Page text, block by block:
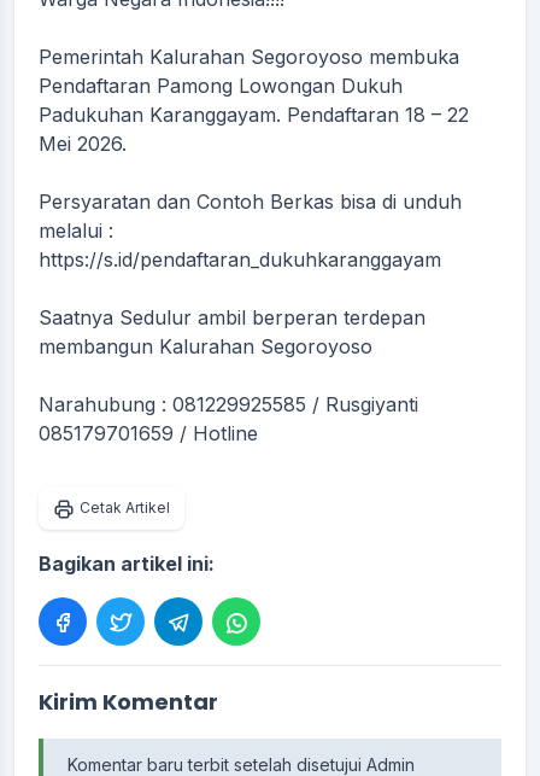
Pemerintah Kalurahan Segoroyoso membuka
Pendaftaran Pamong Lowongan Dukuh
Padukuhan Karanggayam. Pendaftaran 18 – 22
Mei 2026.
Persyaratan dan Contoh Berkas bisa di unduh
melalui :
https://s.id/pendaftaran_dukuhkaranggayam
Saatnya Sedulur ambil berperan terdepan
membangun Kalurahan Segoroyoso
Narahubung : 081229925585 / Rusgiyanti
085179701659 / Hotline
Cetak Artikel
Bagikan artikel ini:
Kirim Komentar
Komentar baru terbit setelah disetujui Admin